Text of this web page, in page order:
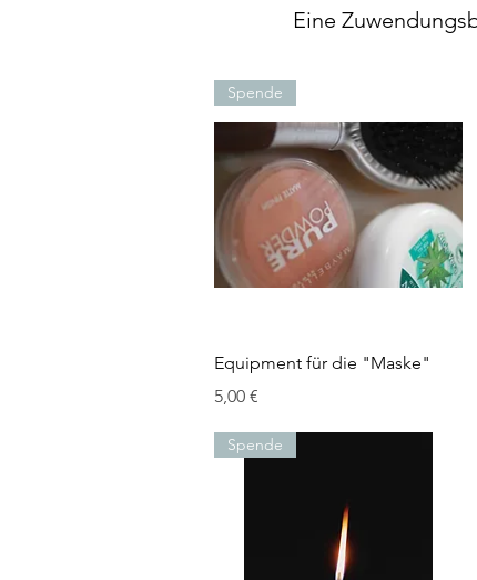
Eine
Schnellansicht
Spende
Equipment für die "Maske"
Preis
5,00 €
Spende